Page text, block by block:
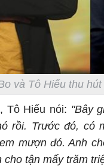
và Tô Hiếu thu
Tô Hiếu nói: "Bây
rồi. Trước đó, có
mượn đó. Anh
tận mấy trăm